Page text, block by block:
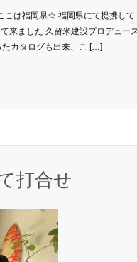
こは福岡県☆ 福岡県にて提携して
来ました 久留米建設プロデュー
たカタログも出来、こ […]
打合せ